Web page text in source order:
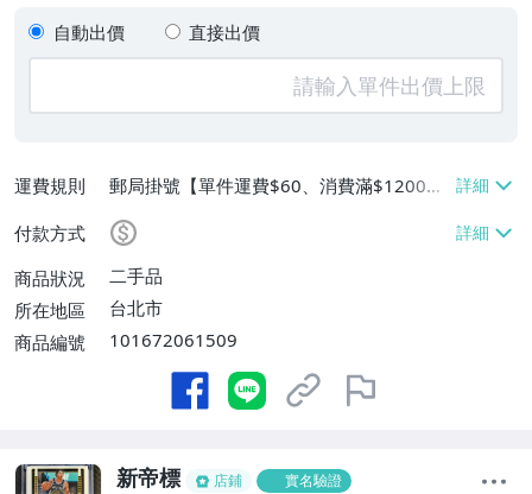
自動出價 直接出價
運費規則
郵局掛號【單件運費$60、消費滿$1200免
運費】、離島配送【單件運費$60】
付款方式
商品狀況
二手品
所在地區
台北市
商品編號
101672061509
新帝標 店鋪 實名驗證